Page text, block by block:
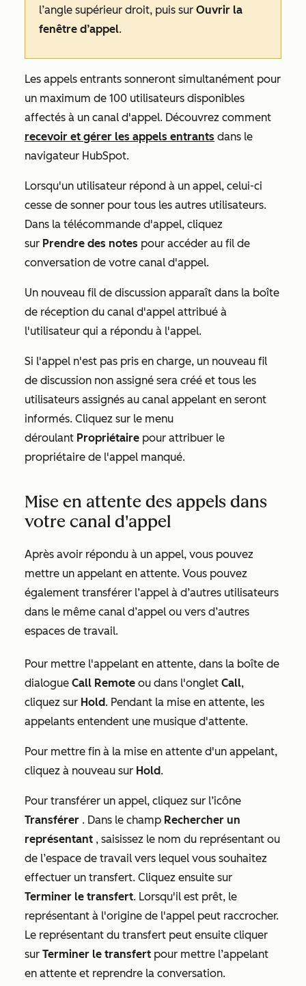
l’angle supérieur droit, puis sur Ouvrir la
fenêtre d’appel.
Les appels entrants sonneront simultanément pour
un maximum de 100 utilisateurs disponibles
affectés à un canal d'appel. Découvrez comment
recevoir et gérer les appels entrants dans le
navigateur HubSpot.
Lorsqu'un utilisateur répond à un appel, celui-ci
cesse de sonner pour tous les autres utilisateurs.
Dans la télécommande d'appel, cliquez
sur Prendre des notes pour accéder au fil de
conversation de votre canal d'appel.
Un nouveau fil de discussion apparaît dans la boîte
de réception du canal d'appel attribué à
l'utilisateur qui a répondu à l'appel.
Si l'appel n'est pas pris en charge, un nouveau fil
de discussion non assigné sera créé et tous les
utilisateurs assignés au canal appelant en seront
informés. Cliquez sur le menu
déroulant Propriétaire pour attribuer le
propriétaire de l'appel manqué.
Mise en attente des appels dans
votre canal d'appel
Après avoir répondu à un appel, vous pouvez
mettre un appelant en attente. Vous pouvez
également transférer l’appel à d’autres utilisateurs
dans le même canal d’appel ou vers d’autres
espaces de travail.
Pour mettre l'appelant en attente, dans la boîte de
dialogue Call Remote ou dans l'onglet Call,
cliquez sur Hold. Pendant la mise en attente, les
appelants entendent une musique d'attente.
Pour mettre fin à la mise en attente d'un appelant,
cliquez à nouveau sur Hold.
Pour transférer un appel, cliquez sur l’icône
Transférer . Dans le champ Rechercher un
représentant , saisissez le nom du représentant ou
de l’espace de travail vers lequel vous souhaitez
effectuer un transfert. Cliquez ensuite sur
Terminer le transfert. Lorsqu'il est prêt, le
représentant à l'origine de l'appel peut raccrocher.
Le représentant du transfert peut ensuite cliquer
sur Terminer le transfert pour mettre l’appelant
en attente et reprendre la conversation.